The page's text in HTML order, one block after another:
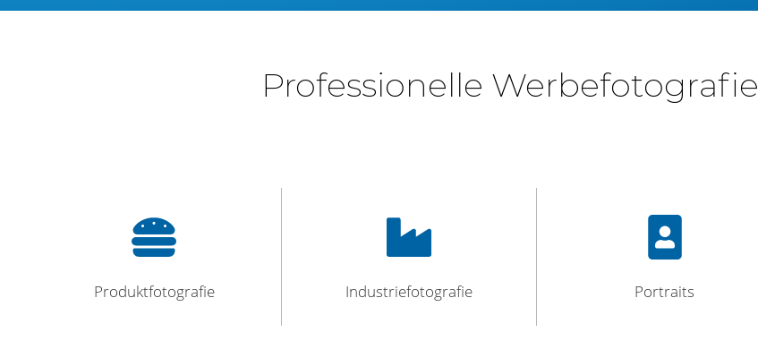
Professionelle Werbefotografie
Produktfotografie Industriefotografie Portraits